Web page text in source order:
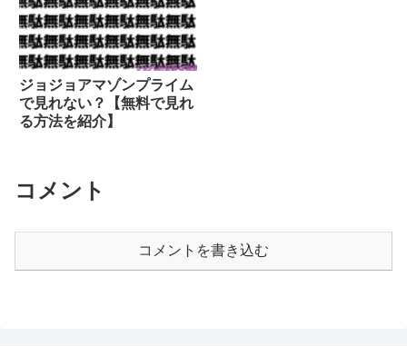
ジョジョアマゾンプライム
で見れない？【無料で見れ
る方法を紹介】
コメント
コメントを書き込む